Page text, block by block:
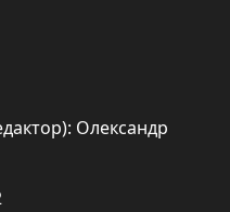
Олександр